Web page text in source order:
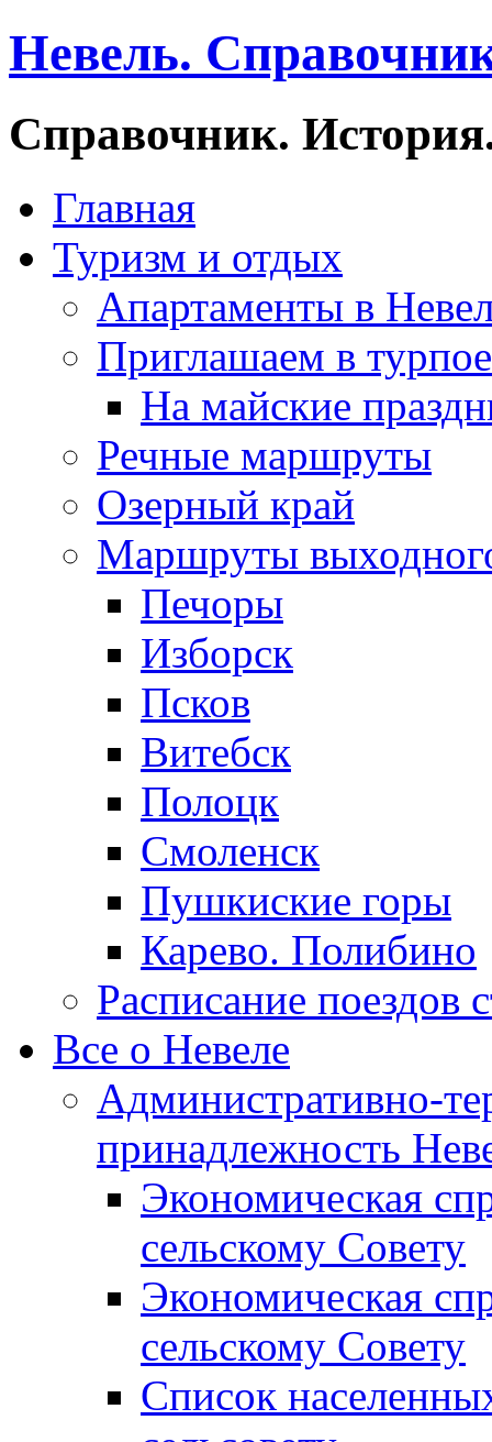
Невель.
Справочник.
Главная
Туризм и отдых
Апартаменты в
Приглашаем в
На майские
Речные маршруты
Озерный край
Маршруты
Печоры
Изборск
Псков
Витебск
Полоцк
Смоленск
Пушкиские горы
Карево. Полибино
Расписание поездов
Все о Невеле
Административно-
принадлежность
Экономическая
сельскому Совету
Экономическая
сельскому Совету
Список